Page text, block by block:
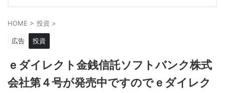
HOME > 投資 >
広告 投資
ｅダイレクト金銭信託ソフトバンク株式
会社第４号が発売中ですのでｅダイレク